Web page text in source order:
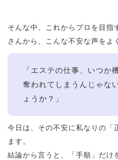
そんな中、これからプロを目指
さんから、こんな不安な声をよ
「エステの仕事、いつか
奪われてしまうんじゃな
ょうか？」
今日は、その不安に私なりの「
ます。
結論から言うと、「手順」だけ